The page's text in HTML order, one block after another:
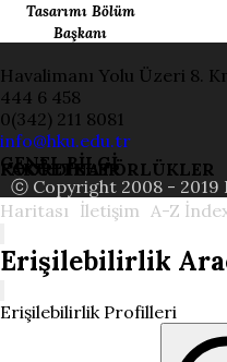
Tasarımı Bölüm
Başkanı
Havalimanı Yolu Üzeri 8.
444 6 458
0(342) 211 8081
info@hku.edu.tr
GENEL BİLGİ
FAKÜLTELER
KOORDİNATÖRLÜKLER
ⓒ Copyright 2008 - 2019
Haritası İletişim A-Z
Erişilebilirlik
Erişilebilirlik Profilleri